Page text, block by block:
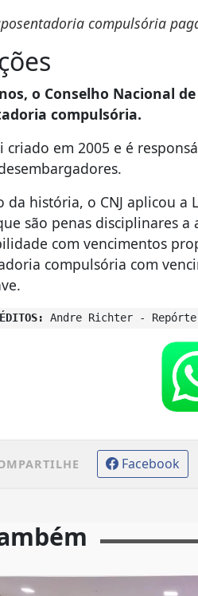
compulsória
o Conselho Nacional
compulsória.
criado em 2005 e é
da história, o CNJ aplicou a
são penas disciplinares
com vencimentos
compulsória com
Andre Richter -
Facebook